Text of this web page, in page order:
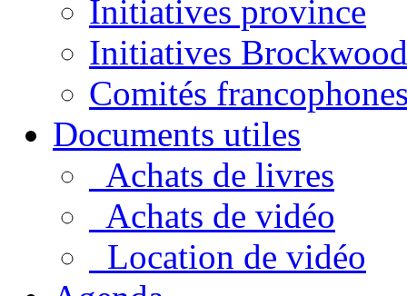
Initiatives province
Initiatives Brockwood
Comités
Documents utiles
Achats de livres
Achats de vidéo
Location de vidéo